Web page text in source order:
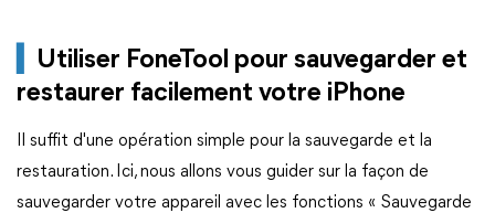
Utiliser FoneTool pour sauvegarder et
restaurer facilement votre iPhone
Il suffit d'une opération simple pour la sauvegarde et la
restauration. Ici, nous allons vous guider sur la façon de
sauvegarder votre appareil avec les fonctions « Sauvegarde